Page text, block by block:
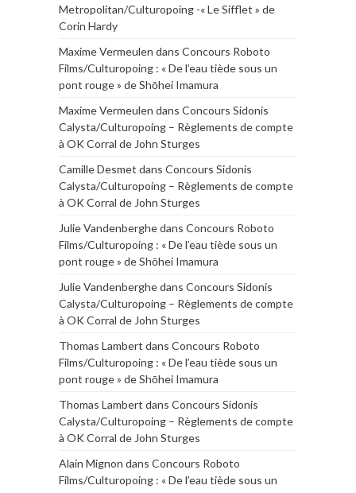
Metropolitan/Culturopoing -« Le Sifflet » de
Corin Hardy
Maxime Vermeulen dans Concours Roboto
Films/Culturopoing : « De l’eau tiède sous un
pont rouge » de Shōhei Imamura
Maxime Vermeulen dans Concours Sidonis
Calysta/Culturopoing – Règlements de compte
à OK Corral de John Sturges
Camille Desmet dans Concours Sidonis
Calysta/Culturopoing – Règlements de compte
à OK Corral de John Sturges
Julie Vandenberghedans Concours Roboto
Films/Culturopoing : « De l’eau tiède sous un
pont rouge » de Shōhei Imamura
Julie Vandenberghedans Concours Sidonis
Calysta/Culturopoing – Règlements de compte
à OK Corral de John Sturges
Thomas Lambert dans Concours Roboto
Films/Culturopoing : « De l’eau tiède sous un
pont rouge » de Shōhei Imamura
Thomas Lambert dans Concours Sidonis
Calysta/Culturopoing – Règlements de compte
à OK Corral de John Sturges
Alain Mignon dans Concours Roboto
Films/Culturopoing : « De l’eau tiède sous un